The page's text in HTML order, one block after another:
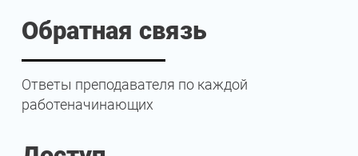
Обратная связь
Ответы преподавателя по каждой
работеначинающих